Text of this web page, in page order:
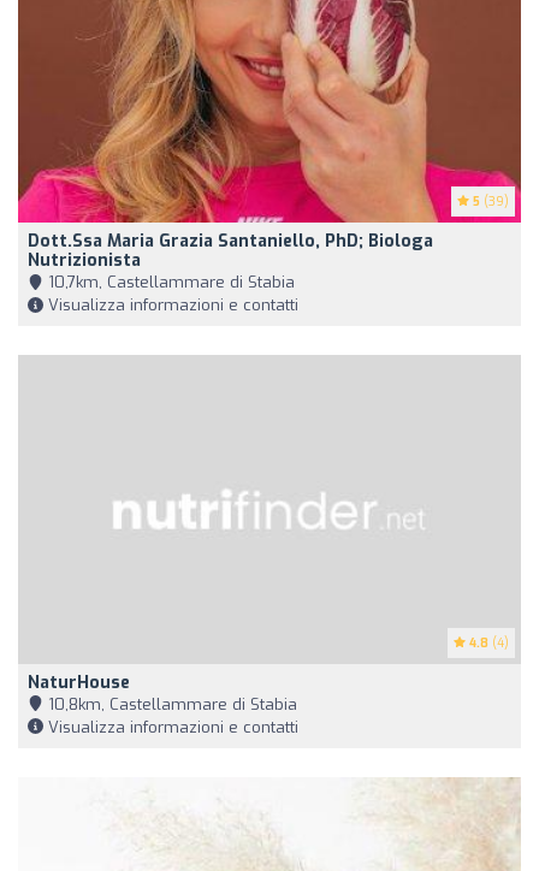
5 (39)
Dott.ssa Maria Grazia Santaniello, PhD; Biologa
Nutrizionista
10,7km, Castellammare di Stabia
Visualizza informazioni e contatti
4.8 (4)
NaturHouse
10,8km, Castellammare di Stabia
Visualizza informazioni e contatti